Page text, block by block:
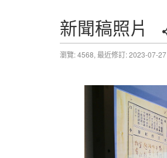
新聞稿照片
瀏覽: 4568, 最近修訂: 2023-07-27